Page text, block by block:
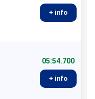
+ info
05:54.700
+ info